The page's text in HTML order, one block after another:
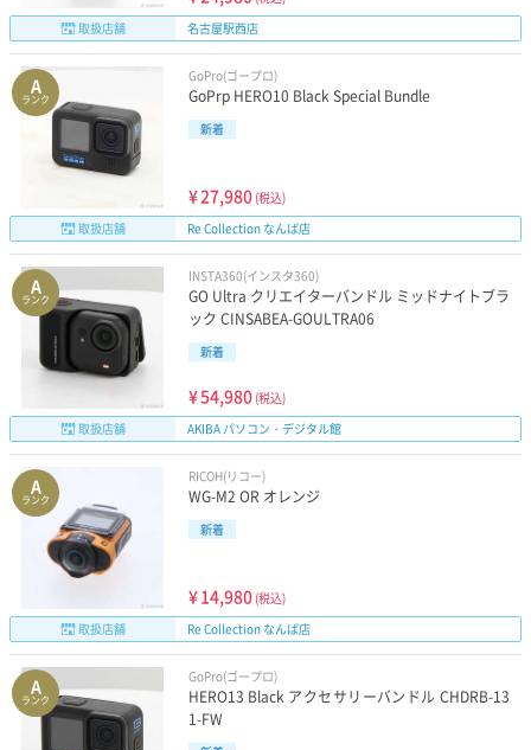
取扱店舗
名古屋駅西店
A
ランク
GoPro(ゴープロ)
GoPrp HERO10 Black Special Bundle
新着
¥27,980 (税込)
取扱店舗
Re Collection なんば店
A
ランク
INSTA360(インスタ360)
GO Ultra クリエイターバンドル ミッドナイトブラ
ック CINSABEA-GOULTRA06
新着
¥54,980 (税込)
取扱店舗
AKIBA パソコン・デジタル館
A
ランク
RICOH(リコー)
WG-M2 OR オレンジ
新着
¥14,980 (税込)
取扱店舗
Re Collection なんば店
A
ランク
GoPro(ゴープロ)
HERO13 Black アクセサリーバンドル CHDRB-13
1-FW